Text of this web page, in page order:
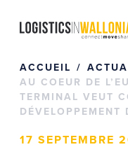
ACCUEIL
AU COEUR DE
TERMINAL VEUT
17 SEPTEMBRE